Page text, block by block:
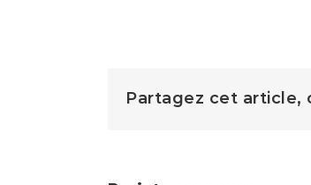
Partagez cet article,